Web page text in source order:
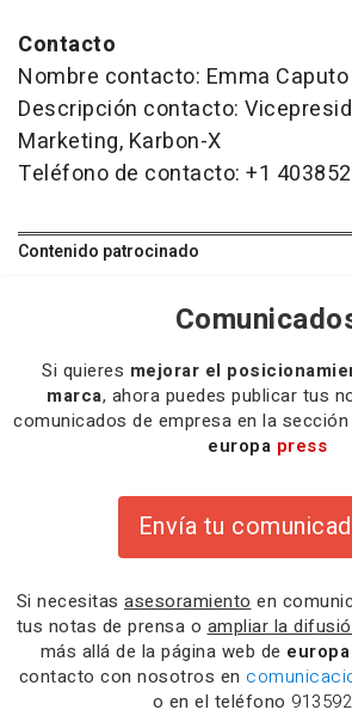
Contacto
Nombre contacto: Emma Caputo
Descripción contacto:
Marketing, Karbon-X
Teléfono de contacto: +1
Contenido patrocinado
Si quieres mejorar el
marca, ahora puedes publicar tus
comunicados de empresa en la
europa press
Envía tu
Si necesitas asesoramiento en
tus notas de prensa o ampliar la
más allá de la página web de europa
contacto con nosotros en
o en el teléfono